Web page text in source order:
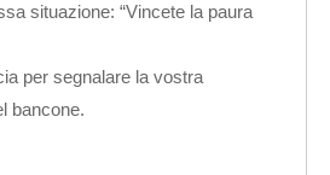
situazione: “Vincete la paura
per segnalare la vostra
bancone.